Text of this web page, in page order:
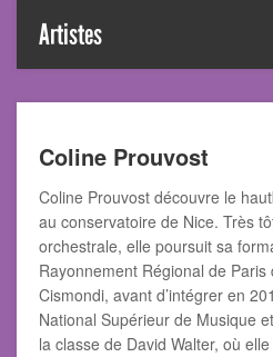
Artistes
Coline Prouvost
Coline Prouvost découvre le
au conservatoire de Nice. Très
orchestrale, elle poursuit sa
Rayonnement Régional de
Cismondi, avant d’intégrer en
National Supérieur de Musique
la classe de David Walter, où